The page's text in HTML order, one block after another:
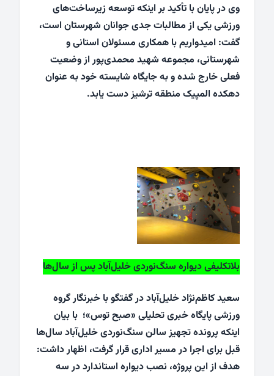
وی در پایان با تأکید بر اینکه توسعه زیرساخت‌های
ورزشی یکی از مطالبات جدی جوانان شهرستان است،
گفت: امیدواریم با همکاری مسئولان استانی و
شهرستانی، مجموعه شهید محمدی‌پور از وضعیت
فعلی خارج شده و به جایگاه شایسته خود به عنوان
دهکده المپیک منطقه ترشیز دست یابد.
بلاتکلیفی دیواره سنگ‌نوردی خلیل‌آباد پس از سال‌ها
سعید کاظم‌نژاد خلیل‌آباد در گفتگو با خبرنگار گروه
ورزشی پایگاه خبری تحلیلی «صبح توس»؛ با بیان
اینکه پرونده تجهیز سالن سنگ‌نوردی خلیل‌آباد سال‌ها
قبل برای اجرا در مسیر اداری قرار گرفت، اظهار داشت:
هدف از این پروژه، نصب دیواره استاندارد در سه